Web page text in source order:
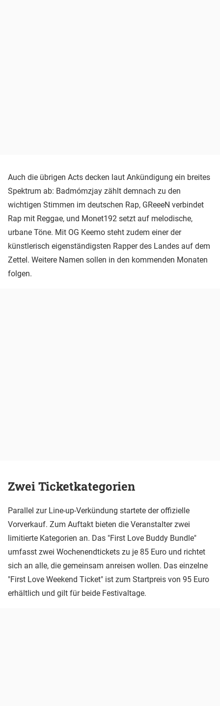
Auch die übrigen Acts decken laut Ankündigung ein breites
Spektrum ab: Badmómzjay zählt demnach zu den
wichtigen Stimmen im deutschen Rap, GReeeN verbindet
Rap mit Reggae, und Monet192 setzt auf melodische,
urbane Töne. Mit OG Keemo steht zudem einer der
künstlerisch eigenständigsten Rapper des Landes auf dem
Zettel. Weitere Namen sollen in den kommenden Monaten
folgen.
Zwei Ticketkategorien
Parallel zur Line-up-Verkündung startete der offizielle
Vorverkauf. Zum Auftakt bieten die Veranstalter zwei
limitierte Kategorien an. Das "First Love Buddy Bundle"
umfasst zwei Wochenendtickets zu je 85 Euro und richtet
sich an alle, die gemeinsam anreisen wollen. Das einzelne
"First Love Weekend Ticket" ist zum Startpreis von 95 Euro
erhältlich und gilt für beide Festivaltage.